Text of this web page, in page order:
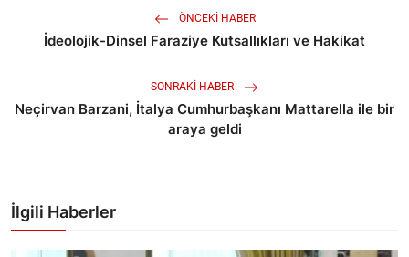
ÖNCEKI HABER
İdeolojik-Dinsel Faraziye Kutsallıkları ve Hakikat
SONRAKI HABER
Neçirvan Barzani, İtalya Cumhurbaşkanı Mattarella ile bir
araya geldi
İlgili Haberler